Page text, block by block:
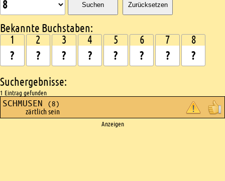
Suchen Zurücksetzen
Bekannte Buchstaben:
1 2 3 4 5 6 7 8
Suchergebnisse:
1 Eintrag gefunden
SCHMUSEN (8)
zärtlich sein
Anzeigen